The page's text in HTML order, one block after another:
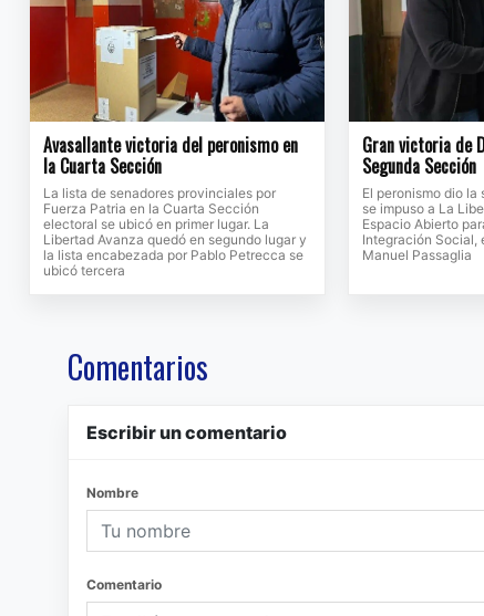
Avasallante victoria del peronismo en
la Cuarta Sección
La lista de senadores provinciales por
Fuerza Patria en la Cuarta Sección
electoral se ubicó en primer lugar. La
Libertad Avanza quedó en segundo lugar y
la lista encabezada por Pablo Petrecca se
ubicó tercera
Gran victoria de
Segunda Sección
El peronismo dio la
se impuso a La
Espacio Abierto
Integración Social,
Manuel Passaglia
Comentarios
Escribir un comentario
Nombre
Comentario